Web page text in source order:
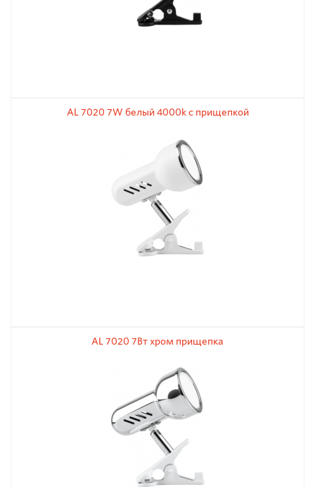
AL 7020 7W белый 4000k с прищепкой
AL 7020 7Вт хром прищепка